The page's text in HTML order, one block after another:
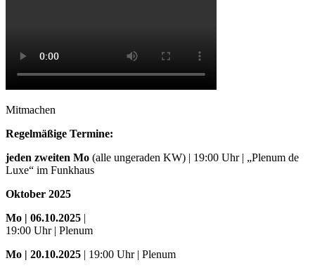
Mitmachen
Regelmäßige Termine:
jeden zweiten Mo (alle ungeraden KW) | 19:00 Uhr | „Plenum de
Luxe“ im Funkhaus
Oktober 2025
Mo | 06.10.2025 |
19:00 Uhr | Plenum
Mo | 20.10.2025 | 19:00 Uhr | Plenum